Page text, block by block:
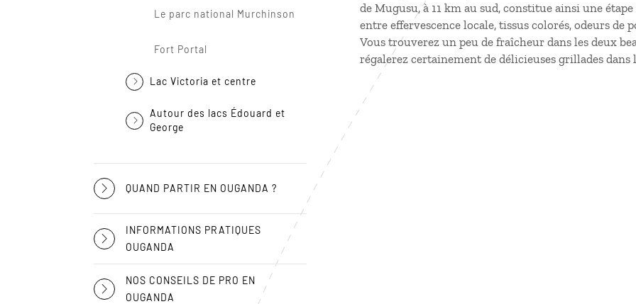
Le parc national Murchinson
Fort Portal
Lac Victoria et centre
Autour des lacs Édouard et
George
QUAND PARTIR EN OUGANDA ?
INFORMATIONS PRATIQUES
OUGANDA
NOS CONSEILS DE PRO EN
OUGANDA
de Mugusu, à 11 km au sud, constitue ainsi une
entre effervescence locale, tissus colorés, odeurs de
Vous trouverez un peu de fraîcheur dans les deux
régalerez certainement de délicieuses grillades